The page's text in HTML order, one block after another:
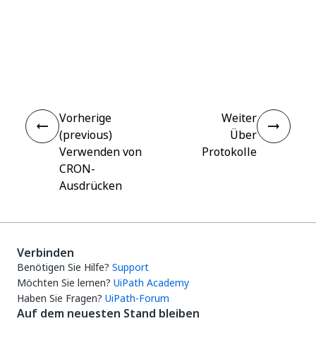
Vorherige
(previous)
Verwenden von
CRON-
Ausdrücken
Weiter
Über
Protokolle
Verbinden
Benötigen Sie Hilfe? Support
Möchten Sie lernen? UiPath Academy
Haben Sie Fragen? UiPath-Forum
Auf dem neuesten Stand bleiben